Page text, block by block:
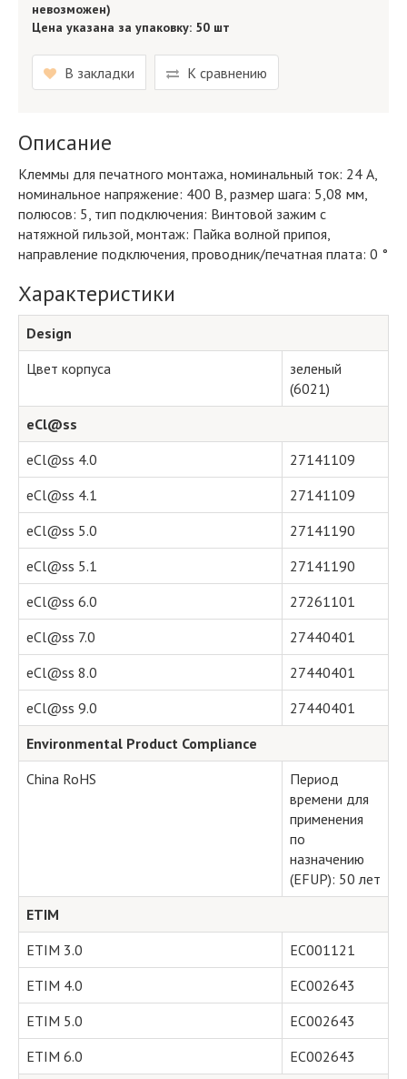
невозможен)
Цена указана за упаковку: 50 шт
В закладки К сравнению
Описание
Клеммы для печатного монтажа, номинальный ток: 24 A,
номинальное напряжение: 400 В, размер шага: 5,08 мм,
полюсов: 5, тип подключения: Винтовой зажим с
натяжной гильзой, монтаж: Пайка волной припоя,
направление подключения, проводник/печатная плата: 0 °
Характеристики
Design
Цвет корпуса
зеленый
(6021)
eCl@ss
eCl@ss 4.0
27141109
eCl@ss 4.1
27141109
eCl@ss 5.0
27141190
eCl@ss 5.1
27141190
eCl@ss 6.0
27261101
eCl@ss 7.0
27440401
eCl@ss 8.0
27440401
eCl@ss 9.0
27440401
Environmental Product Compliance
China RoHS
Период
времени для
применения
по
назначению
(EFUP): 50 лет
ETIM
ETIM 3.0
EC001121
ETIM 4.0
EC002643
ETIM 5.0
EC002643
ETIM 6.0
EC002643